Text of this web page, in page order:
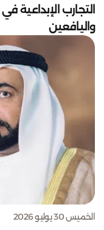
التجارب الإبداعية
واليافعين
الخميس 30 يوليو 2026